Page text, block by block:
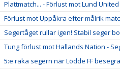
Plattmatch... - Förlust mot Lund United
Förlust mot Uppåkra efter målrik
Segertåget rullar igen! Stabil seger
Tung förlust mot Hallands Nation -
5:e raka segern när Lödde FF